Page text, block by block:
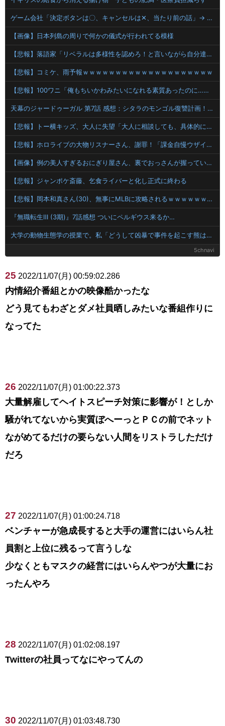
ゲーム会社「決定ボタンは〇、キャンセルは✕、当たり前の話」→ ゲーム会社「今日から決定ボタンは✕にしまーす！！！」
【画像】日本列島の周りで何かの儀式が行われてる模様
【悲報】落語家「リベラルは多様性を認めろ！と言いながら自分達と違う意見には執拗に攻撃してくる！」ｗｗｗｗｗｗｗｗｗｗｗｗｗｗ【HotTweets】
【悲報】コミケ、雨予報ｗｗｗｗｗｗｗｗｗｗｗｗｗｗｗｗｗｗｗｗ
【悲報】100ワニ「俺もちいかわみたいになれる素質あったのに…」…静かに咽び泣く…
天幕のジャードゥーガル 第7話 感想：シタラのモンゴル復讐計画！兄弟をなんとか仲違いせねば！
【悲報】トー横キッズ、大人に失望「大人に相談しても、具体的に何もしてくれない。結果的に傷つく。福祉は自由が奪われる」
【悲報】ホロライブの大物リスナーさん、謝罪！「課金自慢ウザイ」と愚痴っただけなのに・・・！！！！
【画像】例の美人すぎるおにぎり屋さん、裏でおっさんが握っていたｗｗｗｗｗｗｗ
【悲報】ジャンポケ斎藤、乞食ライバーと化し正式に終わる
【悲報】岡本和真さん(30)、無事にMLBに攻略されるｗｗｗｗｗｗｗｗｗｗｗｗｗｗｗｗｗｗｗｗｗ
『無職転生Ⅲ (3期)』7話感想 ついにペルギウス来るか…
大学の動物生態学の授業で。私「どうして凶暴で事件を起こす熊はメスばっかりなんですか？」教授「は？」私「だって報道されるのはメスばっかりで…」→結果ｗｗｗ
5chnavi
25 2022/11/07(月) 00:59:02.286
内情紹介番組とかの映像酷かったな
どう見てもわざとダメ社員晒しみたいな番組作りに
なってた
26 2022/11/07(月) 01:00:22.373
大量解雇してヘイトスピーチ対策に影響が！としか
騒がれてないから実質ぼへーっとＰＣの前でネット
ながめてるだけの要らない人間をリストラしただけ
だろ
27 2022/11/07(月) 01:00:24.718
ベンチャーが急成長すると大手の運営にはいらん社
員割と上位に残るって言うしな
少なくともマスクの経営にはいらんやつが大量にお
ったんやろ
28 2022/11/07(月) 01:02:08.197
Twitterの社員ってなにやってんの
30 2022/11/07(月) 01:03:48.730